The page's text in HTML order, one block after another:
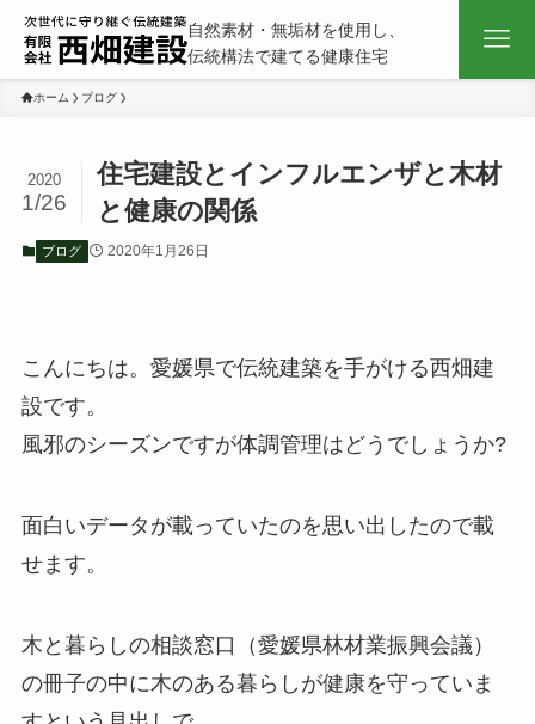
自然素材・無垢材を使用し、
伝統構法で建てる健康住宅
ホーム ブログ
住宅建設とインフルエンザと木材
と健康の関係
2020
1/26
ブログ 2020年1月26日
こんにちは。愛媛県で伝統建築を手がける西畑建
設です。
風邪のシーズンですが体調管理はどうでしょうか?
面白いデータが載っていたのを思い出したので載
せます。
木と暮らしの相談窓口（愛媛県林材業振興会議）
の冊子の中に木のある暮らしが健康を守っていま